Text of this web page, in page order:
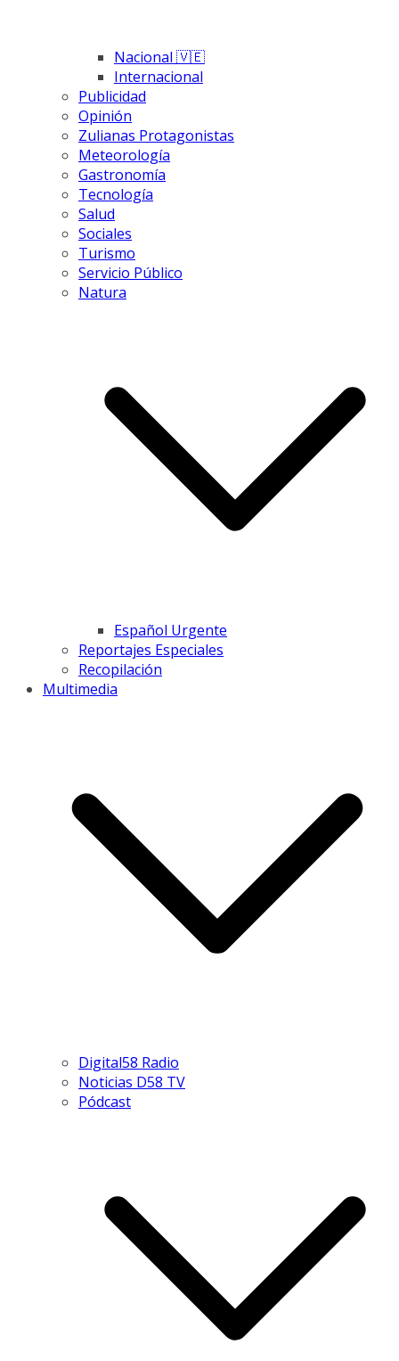
Nacional 🇻🇪
Internacional
Publicidad
Opinión
Zulianas Protagonistas
Meteorología
Gastronomía
Tecnología
Salud
Sociales
Turismo
Servicio Público
Natura
Español Urgente
Reportajes Especiales
Recopilación
Multimedia
Digital58 Radio
Noticias D58 TV
Pódcast